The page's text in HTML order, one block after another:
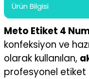
Ürün Bilgisi
Meto Etiket 4
konfeksiyon ve
olarak kullanılan,
profesyonel